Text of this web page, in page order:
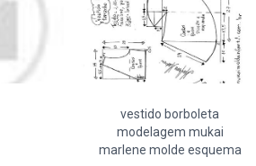
vestido borboleta
modelagem mukai
marlene molde esquema